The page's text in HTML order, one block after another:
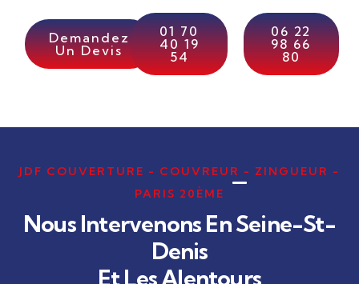
Demandez
Un Devis
01 70
40 19
54
06 22
98 66
80
JDF COUVERTURE - COUVREUR - ZINGUEUR -
PARIS 20ÈME
Nous Intervenons En Seine-St-
Denis
Et Les Alentours